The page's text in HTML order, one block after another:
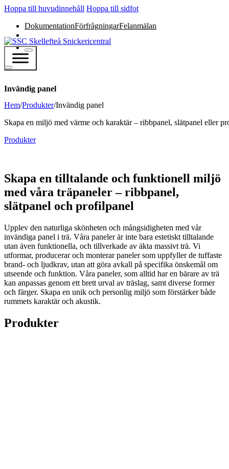
Hoppa till huvudinnehåll Hoppa till sidfot
DokumentationFörfrågningarFelanmälan
Invändig panel
Hem/Produkter/Invändig panel
Skapa en miljö med värme och karaktär – ribbpanel, slätpanel eller
Produkter
Skapa en tilltalande och funktionell miljö
med våra träpaneler – ribbpanel,
slätpanel och profilpanel
Upplev den naturliga skönheten och mångsidigheten med vår
invändiga panel i trä. Våra paneler är inte bara estetiskt tilltalande
utan även funktionella, och tillverkade av äkta massivt trä. Vi
utformar, producerar och monterar paneler som uppfyller de tuffaste
brand- och ljudkrav, utan att göra avkall på specifika önskemål om
utseende och funktion. Våra paneler, som alltid har en bärare av trä
kan anpassas genom ett brett urval av träslag, samt diverse former
och färger. Skapa en unik och personlig miljö som förstärker både
rummets karaktär och akustik.
Produkter